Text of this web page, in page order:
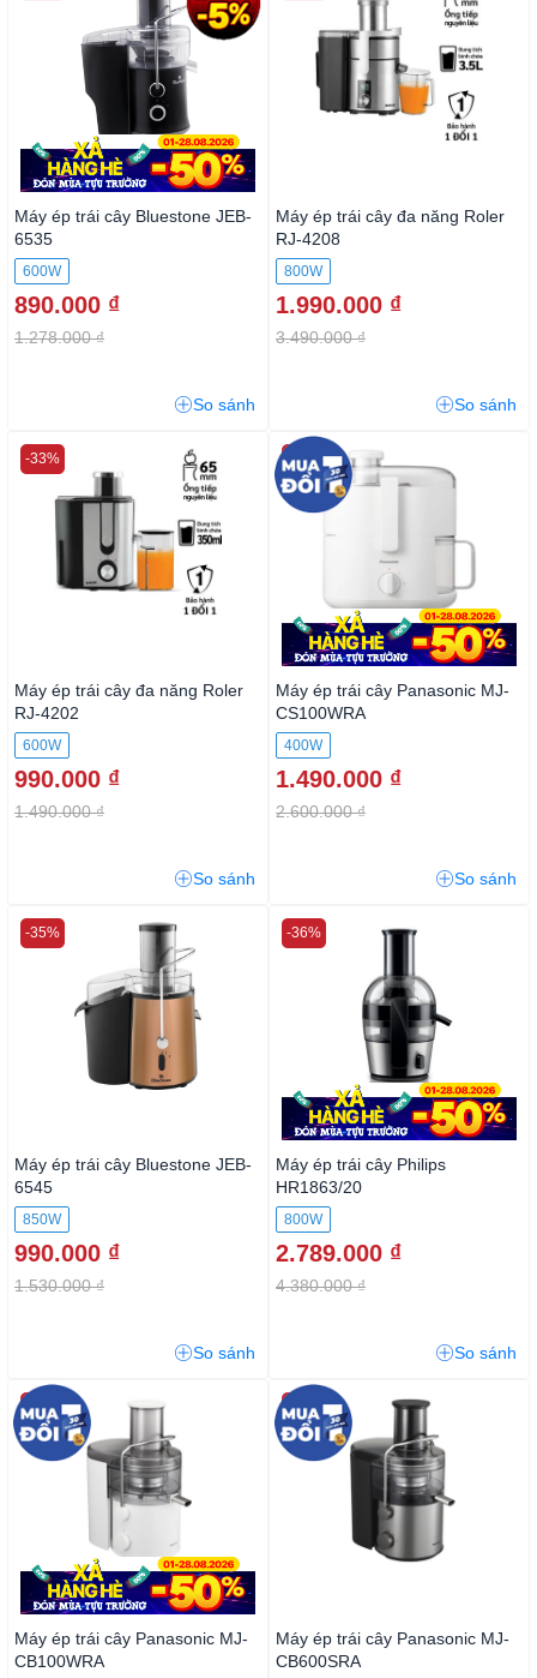
Máy ép trái cây Bluestone JEB-
6535
600W
890.000 ₫
1.278.000 ₫
So sánh
Máy ép trái cây đa năng Roler
RJ-4208
800W
1.990.000 ₫
3.490.000 ₫
So sánh
Máy ép trái cây đa năng Roler
RJ-4202
600W
990.000 ₫
1.490.000 ₫
-33%
So sánh
Máy ép trái cây Panasonic MJ-
CS100WRA
400W
1.490.000 ₫
2.600.000 ₫
-42%
So sánh
Máy ép trái cây Bluestone JEB-
6545
850W
990.000 ₫
1.530.000 ₫
-35%
So sánh
Máy ép trái cây Philips
HR1863/20
800W
2.789.000 ₫
4.380.000 ₫
-36%
So sánh
Máy ép trái cây Panasonic MJ-
CB100WRA
-40%
Máy ép trái cây Panasonic MJ-
CB600SRA
-35%